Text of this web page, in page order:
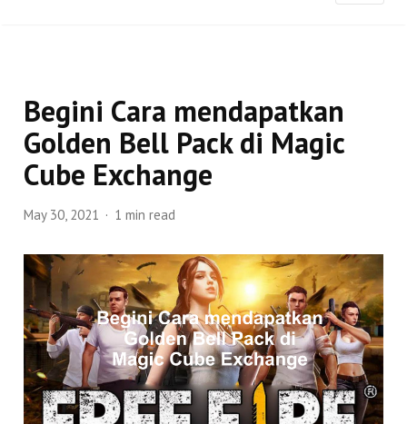
Begini Cara mendapatkan
Golden Bell Pack di Magic
Cube Exchange
May 30, 2021 1 min read